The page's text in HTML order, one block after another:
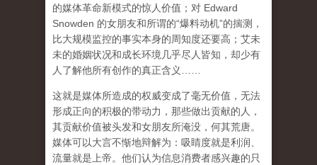
的媒体革命新模式的惊人价值；对 Edward
Snowden 的女朋友和所谓的“爆料动机”的揣测，
比大规模监控的事实本身的周知度还要高；艾未
未的婚姻状况和成长环境几乎尽人皆知，却少有
人了解他所有创作的真正含义……
这就是媒体所造成的权威变成了毫无价值，无法
形成正向的积极的带动力，那些做出贡献的人，
其贡献价值被头发和女朋友所淹没，何其荒唐。
媒体可以大言不惭地辩解为：吸睛度就是利润、
流量就是上帝。他们认为信息消费者感兴趣的只